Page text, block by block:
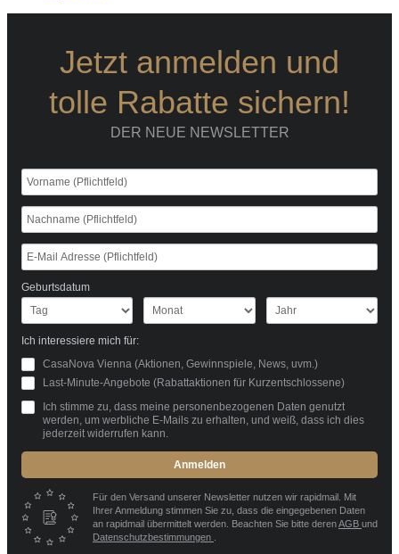
Jetzt anmelden und
tolle Rabatte sichern!
DER NEUE NEWSLETTER
Geburtsdatum
Ich interessiere mich für:
CasaNova Vienna (Aktionen, Gewinnspiele, News, uvm.)
Last-Minute-Angebote (Rabattaktionen für Kurzentschlossene)
Ich stimme zu, dass meine personenbezogenen Daten genutzt
werden, um werbliche E-Mails zu erhalten, und weiß, dass ich dies
jederzeit widerrufen kann.
Anmelden
Für den Versand unserer Newsletter nutzen wir rapidmail. Mit
Ihrer Anmeldung stimmen Sie zu, dass die eingegebenen Daten
an rapidmail übermittelt werden. Beachten Sie bitte derenAGB und
Datenschutzbestimmungen